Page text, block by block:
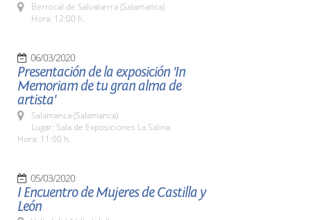
Berrocal de Salvatierra (Salamanca)
Hora: 12:00 h.
06/03/2020
Presentación de la exposición 'In
Memoriam de tu gran alma de
artista'
Salamanca (Salamanca)
Lugar: Sala de Exposiciones La Salina
Hora: 11:00 h.
05/03/2020
I Encuentro de Mujeres de Castilla y
León